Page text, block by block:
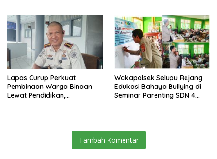
Lapas Curup Perkuat
Pembinaan Warga Binaan
Lewat Pendidikan,
Wakapolsek Selupu Rejang
Edukasi Bahaya Bullying di
Seminar Parenting SDN 4
Tambah Komentar